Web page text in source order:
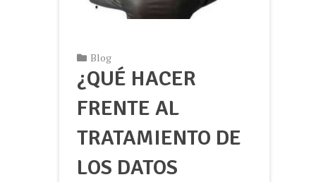
Blog
¿QUÉ HACER
FRENTE AL
TRATAMIENTO DE
LOS DATOS